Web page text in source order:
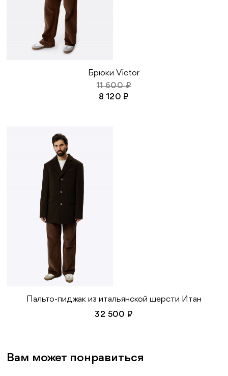
Брюки Victor
11 600 ₽
8 120 ₽
Пальто-пиджак из итальянской шерсти Итан
32 500 ₽
Вам может понравиться